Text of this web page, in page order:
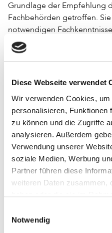
Diese Webseite verwendet
Wir verwenden Cookies,
personalisieren, Funktionen
zu können und die Zugriffe
analysieren. Außerdem
Verwendung unserer
soziale Medien, Werbung
Partner führen diese
weiteren Daten zusammen,
Notwendig
Grundlage der Empfehlung
Fachbehörden getroffen.
notwendigen
Lagebeurteilung.«
Oliver Zille, Direktor der
beiden Messen absagen
Entscheidung mussten wir
Jahrzehnten der Leipziger
Sie ist bitter für uns und für
Das Gesundheitsamt der
aktuelle Einschätzung des
Risikobewertung für die
Coronavirus am Montag von
werden müssen. Bisher ist
ohne Krankheitszeichen